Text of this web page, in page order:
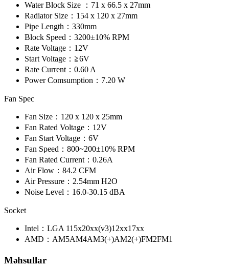
Water Block Size ： 71 x 66.5 x 27mm
Radiator Size： 154 x 120 x 27mm
Pipe Length： 330mm
Block Speed： 3200±10% RPM
Rate Voltage： 12V
Start Voltage： ≧6V
Rate Current： 0.60 A
Power Comsumption： 7.20 W
Fan Spec
Fan Size： 120 x 120 x 25mm
Fan Rated Voltage： 12V
Fan Start Voltage： 6V
Fan Speed： 800~200±10% RPM
Fan Rated Current： 0.26A
Air Flow： 84.2 CFM
Air Pressure： 2.54mm H2O
Noise Level： 16.0-30.15 dBA
Socket
Intel： LGA 115x20xx(v3)12xx17xx
AMD： AM5AM4AM3(+)AM2(+)FM2FM1
Məhsullar